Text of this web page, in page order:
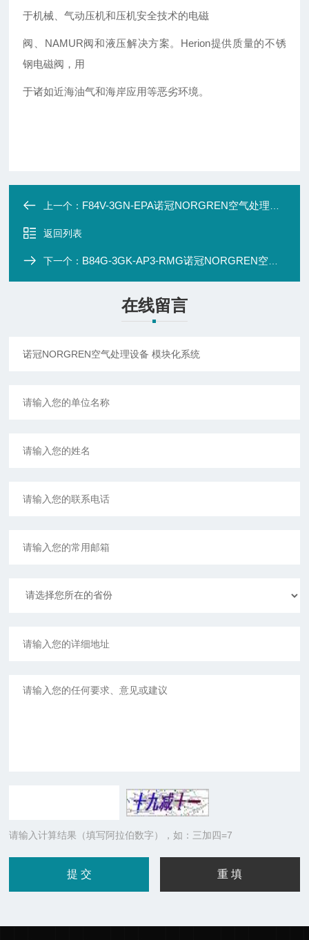
于机械、气动压机和压机安全技术的电磁
阀、NAMUR阀和液压解决方案。Herion提供质量的不锈
钢电磁阀，用
于诸如近海油气和海岸应用等恶劣环境。
上一个： F84V-3GN-EPA诺冠NORGREN空气处理设备 模块化系统
返回列表
下一个： B84G-3GK-AP3-RMG诺冠NORGREN空气处理设备 模块化系统
在线留言
请输入计算结果（填写阿拉伯数字），如：三加四=7